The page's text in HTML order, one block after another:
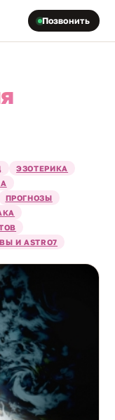
Позвонить
ЭЗОТЕРИКА
ПРОГНОЗЫ
ВЫ И ASTRO7